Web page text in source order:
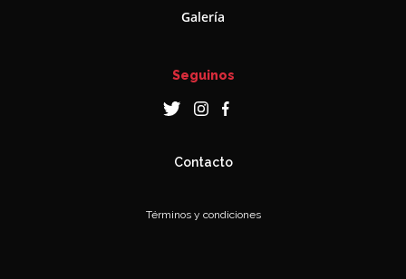
Galería
Seguinos
Contacto
Términos y condiciones